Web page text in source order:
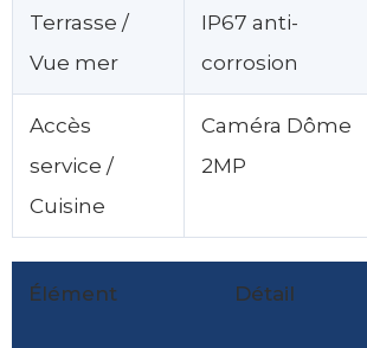
Terrasse /
Vue mer
IP67 anti-
corrosion
Accès
service /
Cuisine
Caméra Dôme
2MP
Élément Détail